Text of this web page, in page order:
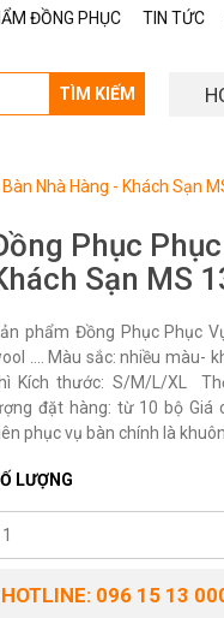
ĐỒNG PHỤC TIN TỨC
TÌM KIẾM
Nhà Hàng - Khách Sạn
Phục
Sạn MS
phẩm Đồng Phục Phục
…. Màu sắc: nhiều màu-
Kích thước: S/M/L/XL
đặt hàng: từ 10 bộ Giá
phục vụ bàn chính là
LƯỢNG
HOTLINE: 096 15 13